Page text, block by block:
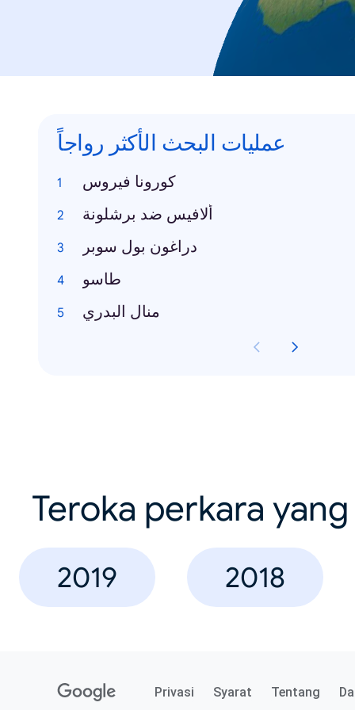
عمليات البحث الأكثر رواجاً
كورونا فيروس
ألافيس ضد برشلونة
دراغون بول سوبر
طاسو
منال البدري
Teroka perkara
2019 2018
Privasi Syarat Tentang